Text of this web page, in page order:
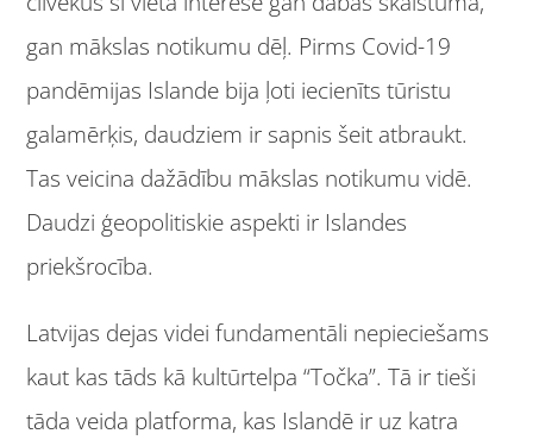
gan mākslas notikumu dēļ. Pirms Covid-19
pandēmijas Islande bija ļoti iecienīts tūristu
galamērķis, daudziem ir sapnis šeit atbraukt.
Tas veicina dažādību mākslas notikumu vidē.
Daudzi ģeopolitiskie aspekti ir Islandes
priekšrocība.
Latvijas dejas videi fundamentāli nepieciešams
kaut kas tāds kā kultūrtelpa “Točka”. Tā ir tieši
tāda veida platforma, kas Islandē ir uz katra